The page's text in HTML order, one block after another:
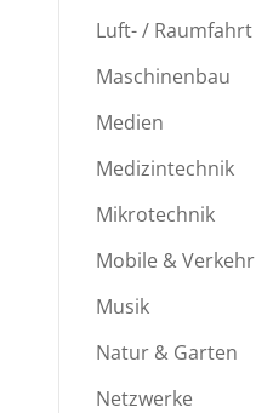
Luft- / Raumfahrt
Maschinenbau
Medien
Medizintechnik
Mikrotechnik
Mobile & Verkehr
Musik
Natur & Garten
Netzwerke